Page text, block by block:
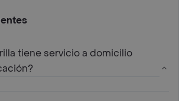
tiene servicio a domicilio